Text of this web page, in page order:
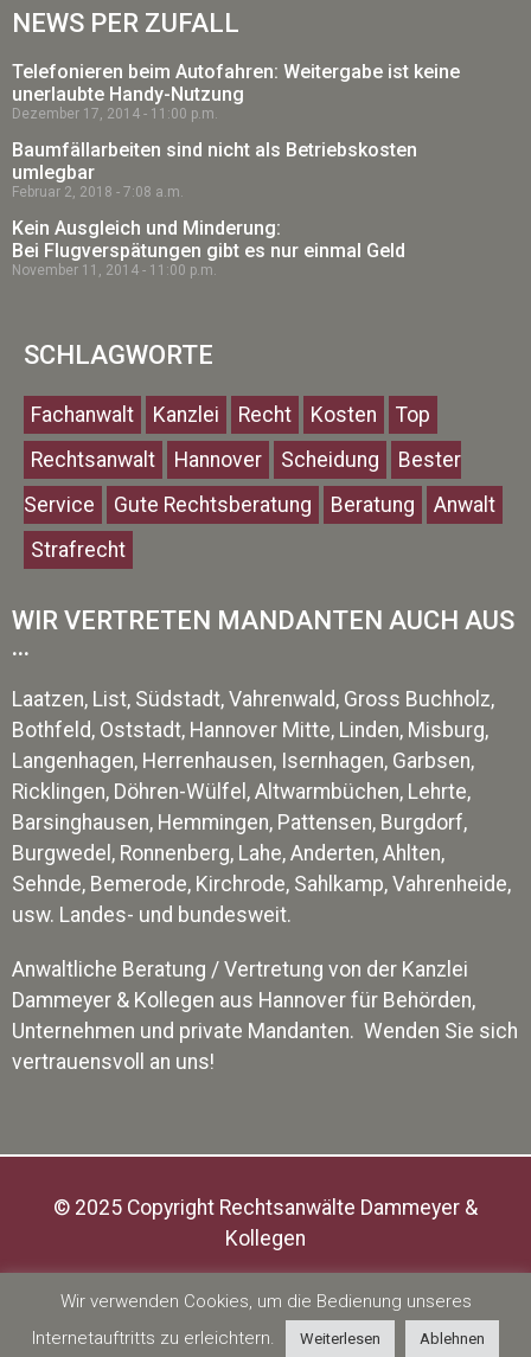
NEWS PER ZUFALL
Telefonieren beim Autofahren: Weitergabe ist keine
unerlaubte Handy-Nutzung
Dezember 17, 2014 11:00 p.m.
Baumfällarbeiten sind nicht als Betriebskosten
umlegbar
Februar 2, 2018 7:08 a.m.
Kein Ausgleich und Minderung:
Bei Flugverspätungen gibt es nur einmal Geld
November 11, 2014 11:00 p.m.
SCHLAGWORTE
Fachanwalt Kanzlei Recht Kosten
Top
Rechtsanwalt
Hannover Scheidung
Bester
Service
Gute Rechtsberatung Beratung
Anwalt
Strafrecht
WIR VERTRETEN MANDANTEN AUCH AUS
...
Laatzen, List, Südstadt, Vahrenwald, Gross Buchholz,
Bothfeld, Oststadt, Hannover Mitte, Linden, Misburg,
Langenhagen, Herrenhausen, Isernhagen, Garbsen,
Ricklingen, Döhren-Wülfel, Altwarmbüchen, Lehrte,
Barsinghausen, Hemmingen, Pattensen, Burgdorf,
Burgwedel, Ronnenberg, Lahe, Anderten, Ahlten,
Sehnde, Bemerode, Kirchrode, Sahlkamp, Vahrenheide,
usw. Landes- und bundesweit.
Anwaltliche Beratung / Vertretung von der Kanzlei
Dammeyer & Kollegen aus Hannover für Behörden,
Unternehmen und private Mandanten. Wenden Sie sich
vertrauensvoll an uns!
© 2025 Copyright Rechtsanwälte Dammeyer &
Kollegen
Impressum |Datenschutz
Wir verwenden Cookies, um die Bedienung unseres
Internetauftritts zu erleichtern.
Weiterlesen Ablehnen